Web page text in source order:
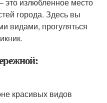
города. Здесь вы
видами, прогуляться
красивых видов